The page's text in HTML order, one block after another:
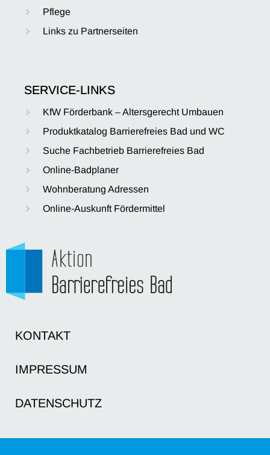
Pflege
Links zu Partnerseiten
SERVICE-LINKS
KfW Förderbank – Altersgerecht Umbauen
Produktkatalog Barrierefreies Bad und WC
Suche Fachbetrieb Barrierefreies Bad
Online-Badplaner
Wohnberatung Adressen
Online-Auskunft Fördermittel
KONTAKT
IMPRESSUM
DATENSCHUTZ